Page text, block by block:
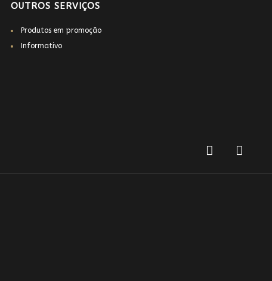
OUTROS SERVIÇOS
Produtos em promoção
Informativo